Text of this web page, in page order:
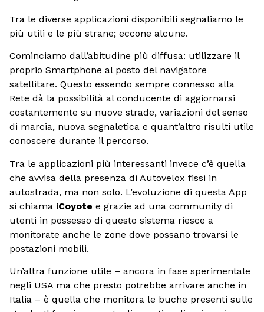
Tra le diverse applicazioni disponibili segnaliamo le
più utili e le più strane; eccone alcune.
Cominciamo dall’abitudine più diffusa: utilizzare il
proprio Smartphone al posto del navigatore
satellitare. Questo essendo sempre connesso alla
Rete dà la possibilità al conducente di aggiornarsi
costantemente su nuove strade, variazioni del senso
di marcia, nuova segnaletica e quant’altro risulti utile
conoscere durante il percorso.
Tra le applicazioni più interessanti invece c’è quella
che avvisa della presenza di Autovelox fissi in
autostrada, ma non solo. L’evoluzione di questa App
si chiama iCoyote e grazie ad una community di
utenti in possesso di questo sistema riesce a
monitorate anche le zone dove possano trovarsi le
postazioni mobili.
Un’altra funzione utile – ancora in fase sperimentale
negli USA ma che presto potrebbe arrivare anche in
Italia – è quella che monitora le buche presenti sulle